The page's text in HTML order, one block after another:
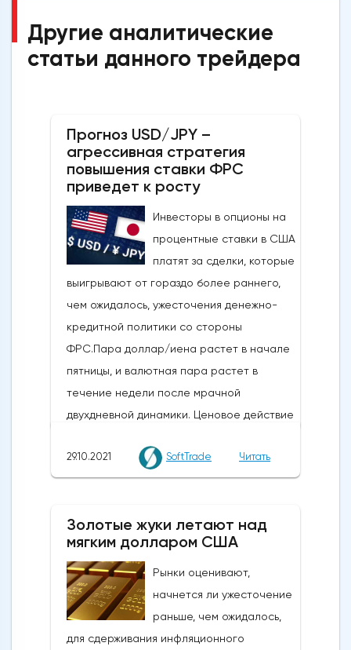
Другие аналитические
статьи данного трейдера
Прогноз USD/JPY –
агрессивная стратегия
повышения ставки ФРС
приведет к росту
Инвесторы в опционы на
процентные ставки в США
платят за сделки, которые
выигрывают от гораздо более раннего,
чем ожидалось, ужесточения денежно-
кредитной политики со стороны
ФРС.Пара доллар/иена растет в начале
пятницы, и валютная пара растет в
течение недели после мрачной
двухдневной динамики. Ценовое действие
преддверии решений Федеральной
резервной системы США по денежно-
неделе 2-3 ноября.На этой неделе Банк
Японии (BOJ), как и ожидалось, проводил
стабильную политику. Ожидается, что на
следующей неделе ФРС объявит о
начале сокращения своих масштабных
стимулирующих мер. Однако трейдеры
29.10.2021 SoftTrade Читать
Золотые жуки летают над
мягким долларом США
Рынки оценивают,
начнется ли ужесточение
раньше, чем ожидалось,
для сдерживания инфляционного